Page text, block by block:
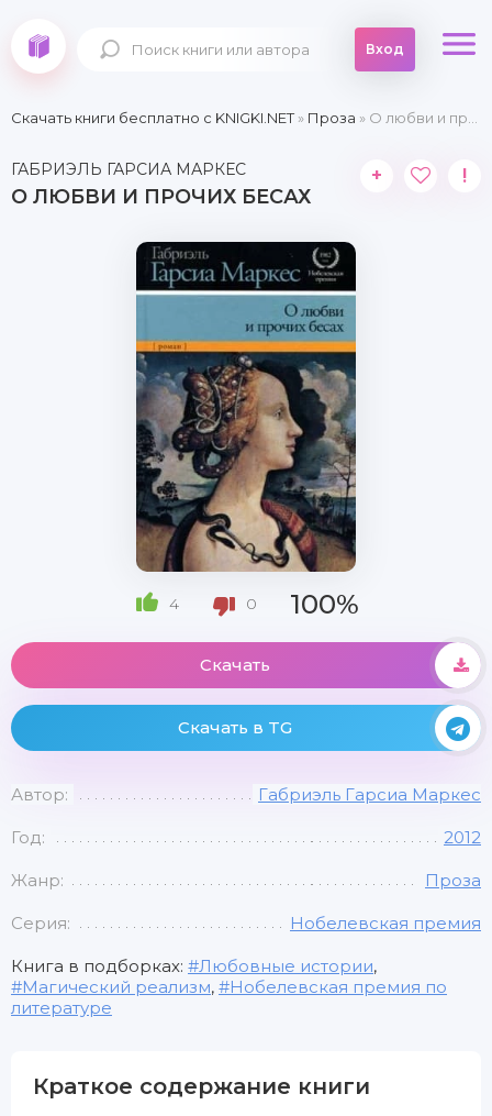
Вход
Скачать книги бесплатно c KNIGKI.NET» Проза » О любви и прочих бесах
ГАБРИЭЛЬ ГАРСИА МАРКЕС
О ЛЮБВИ И ПРОЧИХ БЕСАХ
+ !
4 0 100%
Скачать
Скачать в TG
Автор: Габриэль Гарсиа Маркес
Год: 2012
Жанр: Проза
Серия: Нобелевская премия
Книга в подборках: Любовные истории,
Магический реализм,
Нобелевская премия по
литературе
Краткое содержание книги